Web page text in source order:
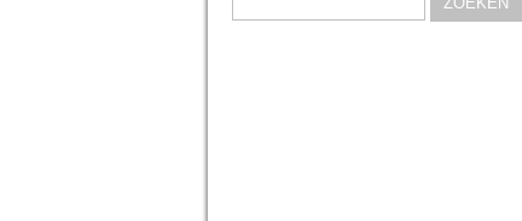
naar: